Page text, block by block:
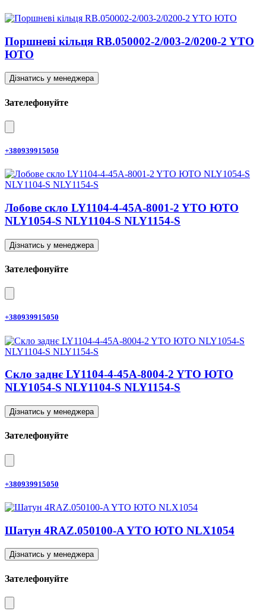
Поршневі кільця RB.050002-2/003-2/0200-2 YTO
ЮТО
Дізнатись у менеджера
Зателефонуйте
+380939915050
Лобове скло LY1104-4-45A-8001-2 YTO ЮТО
NLY1054-S NLY1104-S NLY1154-S
Дізнатись у менеджера
Зателефонуйте
+380939915050
Скло заднє LY1104-4-45A-8004-2 YTO ЮТО
NLY1054-S NLY1104-S NLY1154-S
Дізнатись у менеджера
Зателефонуйте
+380939915050
Шатун 4RAZ.050100-A YTO ЮТО NLX1054
Дізнатись у менеджера
Зателефонуйте